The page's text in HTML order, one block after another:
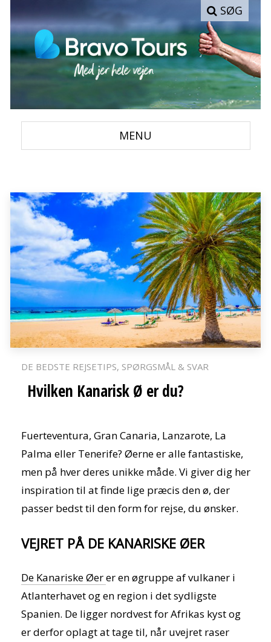
SØG
MENU
DE BEDSTE REJSETIPS SPØRGSMÅL & SVAR
Hvilken Kanarisk Ø er du?
Fuerteventura, Gran Canaria, Lanzarote, La
Palma eller Tenerife? Øerne er alle fantastiske,
men på hver deres unikke måde. Vi giver dig her
inspiration til at finde lige præcis den ø, der
passer bedst til den form for rejse, du ønsker.
VEJRET PÅ DE KANARISKE ØER
De Kanariske Øerer en øgruppe af vulkaner i
Atlanterhavet og en region i det sydligste
Spanien. De ligger nordvest for Afrikas kyst og
er derfor oplagt at tage til, når uvejret raser